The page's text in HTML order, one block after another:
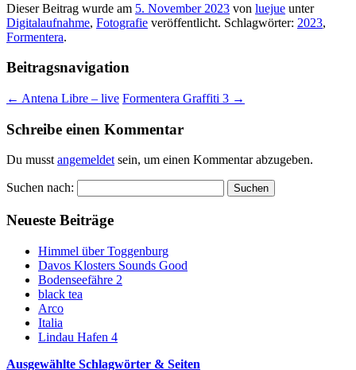
Dieser Beitrag wurde am 5. November 2023 von luejue unter
Digitalaufnahme, Fotografie veröffentlicht. Schlagwörter: 2023,
Formentera.
Beitragsnavigation
← Antena Libre – live Formentera Graffiti 3 →
Schreibe einen Kommentar
Du musstangemeldetsein, um einen Kommentar abzugeben.
Suchen nach:
Neueste Beiträge
Himmel über Toggenburg
Davos Klosters Sounds Good
Bodenseefähre 2
black tea
Arco
Italia
Lindau Hafen 4
Ausgewählte Schlagwörter & Seiten